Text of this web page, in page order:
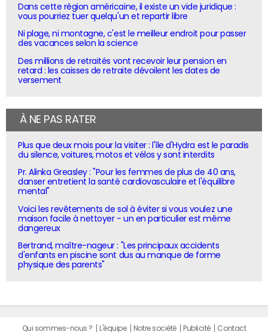
Dans cette région américaine, il existe un vide juridique :
vous pourriez tuer quelqu'un et repartir libre
Ni plage, ni montagne, c'est le meilleur endroit pour passer
des vacances selon la science
Des millions de retraités vont recevoir leur pension en
retard : les caisses de retraite dévoilent les dates de
versement
À NE PAS RATER
Plus que deux mois pour la visiter : l'île d'Hydra est le paradis
du silence, voitures, motos et vélos y sont interdits
Pr. Alinka Greasley : "Pour les femmes de plus de 40 ans,
danser entretient la santé cardiovasculaire et l'équilibre
mental"
Voici les revêtements de sol à éviter si vous voulez une
maison facile à nettoyer - un en particulier est même
dangereux
Bertrand, maître-nageur : "Les principaux accidents
d'enfants en piscine sont dus au manque de forme
physique des parents"
Qui sommes-nous ? L'équipe Notre société Publicité Contact